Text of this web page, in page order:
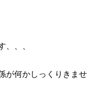
、、
何かしっくりきませ